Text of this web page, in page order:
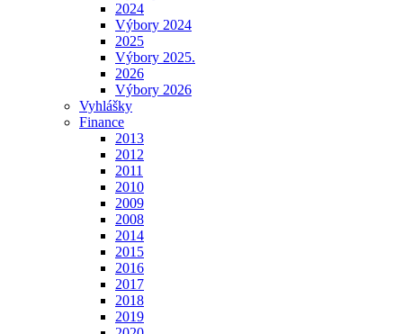
2024
Výbory 2024
2025
Výbory 2025.
2026
Výbory 2026
Vyhlášky
Finance
2013
2012
2011
2010
2009
2008
2014
2015
2016
2017
2018
2019